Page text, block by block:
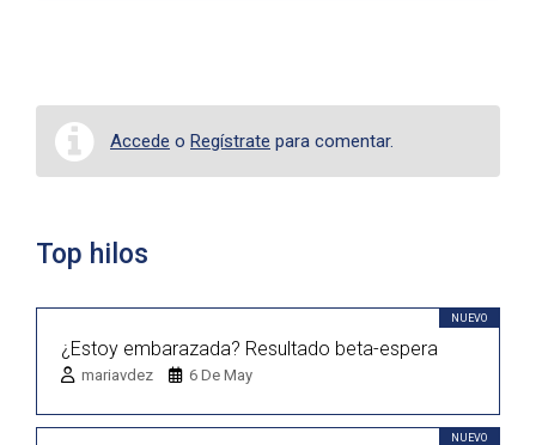
Accede o Regístrate para comentar.
Top hilos
NUEVO
¿Estoy embarazada? Resultado beta-espera
mariavdez 6 De May
NUEVO